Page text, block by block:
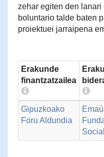
zehar egiten den
boluntario talde baten
proiektuei jarraipena
Erakunde
finantzatzailea
Gipuzkoako
Foru Aldundia
Social